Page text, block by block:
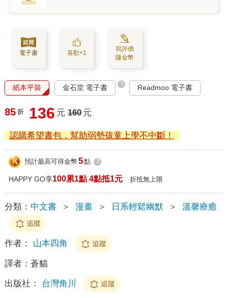
電子書 喜歡+1
寫評價
賺金幣
紙本平裝 金石堂 電子書 ? Readmoo 電子書
85 折 136 元 160 元
認購希望書包，幫助弱勢孩童上學不中斷！
預計最高可得金幣 5點 ?
HAPPY GO享100累1點 4點抵1元 折抵無上限
分類： 中文書 ＞ 漫畫 ＞ 日系輕鬆幽默 ＞ 溫馨療癒
追蹤
作者： 山本四角 追蹤
譯者： 蒼貓
出版社： 台灣角川 追蹤